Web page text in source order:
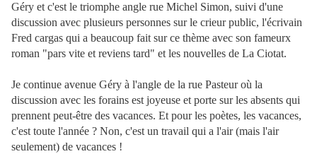
Géry et c'est le triomphe angle rue Michel Simon, suivi d'une
discussion avec plusieurs personnes sur le crieur public, l'écrivain
Fred cargas qui a beaucoup fait sur ce thème avec son fameurx
roman "pars vite et reviens tard" et les nouvelles de La Ciotat.
Je continue avenue Géry à l'angle de la rue Pasteur où la
discussion avec les forains est joyeuse et porte sur les absents qui
prennent peut-être des vacances. Et pour les poètes, les vacances,
c'est toute l'année ? Non, c'est un travail qui a l'air (mais l'air
seulement) de vacances !